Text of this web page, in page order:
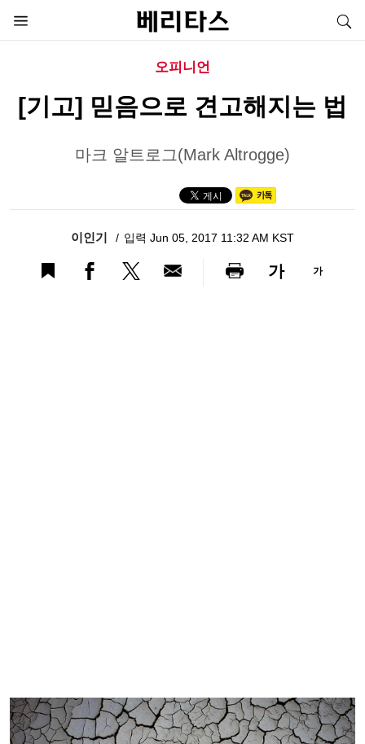
오피니언
[기고] 믿음으로 견고해지는 법
마크 알트로그(Mark Altrogge)
이인기 입력 Jun 05, 2017 11:32 AM KST
가 가